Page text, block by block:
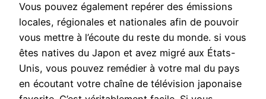
Vous pouvez également repérer des émissions
locales, régionales et nationales afin de pouvoir
vous mettre à l’écoute du reste du monde. si vous
êtes natives du Japon et avez migré aux États-
Unis, vous pouvez remédier à votre mal du pays
en écoutant votre chaîne de télévision japonaise